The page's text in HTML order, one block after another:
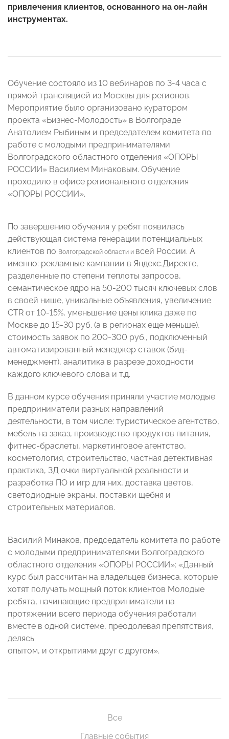
привлечения клиентов, основанного на он-лайн
инструментах.
Обучение состояло из 10 вебинаров по 3-4 часа с
прямой трансляцией из Москвы для регионов.
Мероприятие было организовано куратором
проекта «Бизнес-Молодость» в Волгограде
Анатолием Рыбиным и председателем комитета по
работе с молодыми предпринимателями
Волгоградского областного отделения «ОПОРЫ
РОССИИ» Василием Минаковым. Обучение
проходило в офисе регионального отделения
«ОПОРЫ РОССИИ».
По завершению обучения у ребят появилась
действующая система генерации потенциальных
клиентов по Волгоградской области и всей России. А
именно: рекламные кампании в Яндекс.Директе,
разделенные по степени теплоты запросов,
семантическое ядро на 50-200 тысяч ключевых слов
в своей нише, уникальные объявления, увеличение
CTR от 10-15%, уменьшение цены клика даже по
Москве до 15-30 руб. (а в регионах еще меньше),
стоимость заявок по 200-300 руб., подключенный
автоматизированный менеджер ставок (бид-
менеджмент), аналитика в разрезе доходности
каждого ключевого слова и т.д.
В данном курсе обучения приняли участие молодые
предприниматели разных направлений
деятельности, в том числе: туристическое агентство,
мебель на заказ, производство продуктов питания,
фитнес-браслеты, маркетинговое агентство,
косметология, строительство, частная детективная
практика, 3Д очки виртуальной реальности и
разработка ПО и игр для них, доставка цветов,
светодиодные экраны, поставки щебня и
строительных материалов.
Василий Минаков, председатель комитета по работе
с молодыми предпринимателями Волгоградского
областного отделения «ОПОРЫ РОССИИ»: «Данный
курс был рассчитан на владельцев бизнеса, которые
хотят получать мощный поток клиентов Молодые
ребята, начинающие предприниматели на
протяжении всего периода обучения работали
вместе в одной системе, преодолевая препятствия,
делясь
опытом, и открытиями друг с другом».
Все
Главные события